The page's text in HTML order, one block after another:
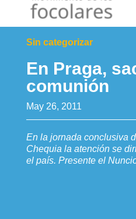
Sin categorizar
En Praga,
comunión
May 26, 2011
En la jornada conclusiva
Chequia la atención se
el país. Presente el